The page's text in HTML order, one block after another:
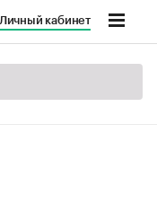
Личный кабинет